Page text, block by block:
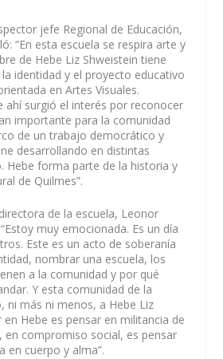
jefe Regional de Educación,
“En esta escuela se respira arte y
de Hebe Liz Shweistein tiene
identidad y el proyecto educativo
en Artes Visuales.
ahí surgió el interés por reconocer
importante para la comunidad
de un trabajo democrático y
desarrollando en distintas
Hebe forma parte de la historia y
de Quilmes”.
de la escuela, Leonor
muy emocionada. Es un día
Este es un acto de soberanía
nombrar una escuela, los
a la comunidad y por qué
Y esta comunidad de la
ni más ni menos, a Hebe Liz
en Hebe es pensar en militancia de
en compromiso social, es pensar
en cuerpo y alma”.